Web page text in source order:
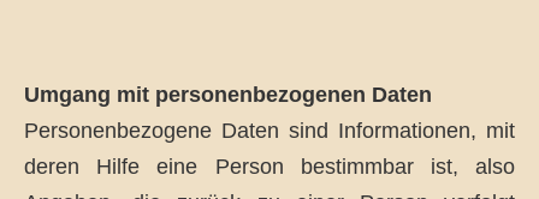
Umgang mit personenbezogenen Daten
Personenbezogene Daten sind Informationen, mit
deren Hilfe eine Person bestimmbar ist, also